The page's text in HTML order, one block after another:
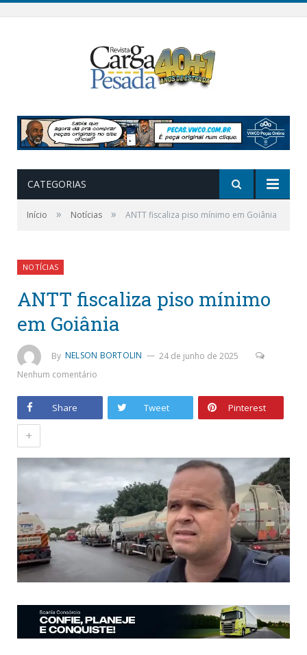
CATEGORIAS
Início » Notícias » ANTT fiscaliza piso mínimo em Goiânia
NOTÍCIAS
ANTT fiscaliza piso mínimo
em Goiânia
By NELSON BORTOLIN
24 de junho de 2025
Nenhum comentário
Share Tweet Pinterest
+